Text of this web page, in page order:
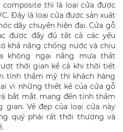
thì là loại cửa được
Đây là loại cửa được sản xuất
dây chuyền hiện đại. Cửa gỗ
được đầy đủ tất cả các yếu
khả năng chống nước và chịu
không ngại nắng mưa thất
thời gian kể cả khi thời tiết
tính thẩm mỹ thì khách hàng
vì những thiết kế của cửa gỗ
bắt mắt mang đến tính thẩm
Vẻ đẹp của loại cửa này
quý phái rất thời thượng và